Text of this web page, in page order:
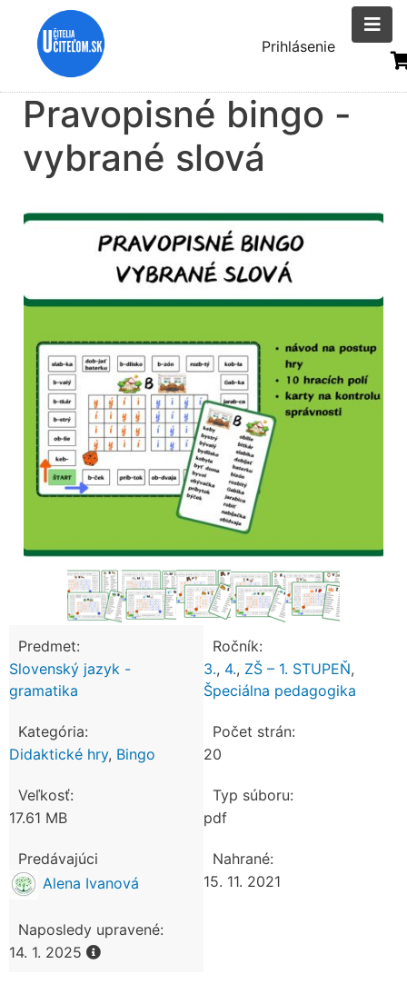
Menu
účtu
Prihlásenie
Pravopisné bingo -
vybrané slová
Predmet:
Slovenský jazyk -
gramatika
Ročník:
3., 4., ZŠ – 1. STUPEŇ,
Špeciálna pedagogika
Kategória:
Didaktické hry, Bingo
Počet strán:
20
Veľkosť:
17.61 MB
Typ súboru:
pdf
Predávajúci
Alena Ivanová
Nahrané:
15. 11. 2021
Naposledy upravené:
14. 1. 2025